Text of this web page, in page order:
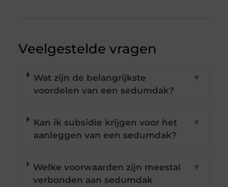
Veelgestelde vragen
Wat zijn de belangrijkste
voordelen van een sedumdak?
▼
Kan ik subsidie krijgen voor het
aanleggen van een sedumdak?
▼
Welke voorwaarden zijn meestal
verbonden aan sedumdak
▼